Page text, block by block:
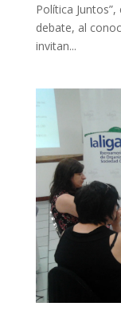
Política
debate, al
invitan...